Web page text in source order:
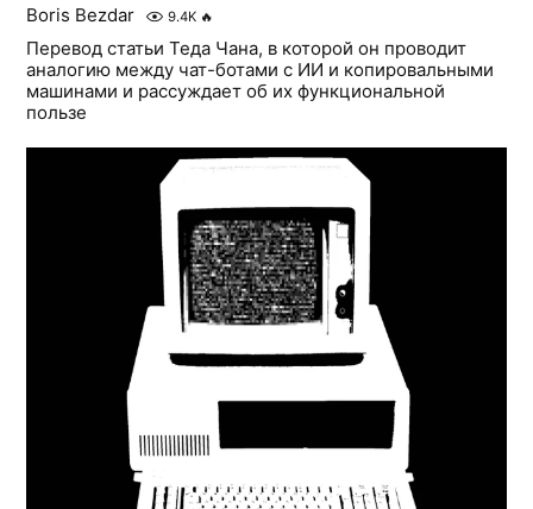
Boris Bezdar 9.4K 🔥
Перевод статьи Теда Чана, в которой он проводит
аналогию между чат-ботами с ИИ и копировальными
машинами и рассуждает об их функциональной
пользе